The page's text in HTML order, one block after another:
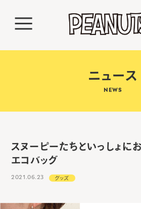
ニュース
NEWS
スヌーピーたちといっしょ
エコバッグ
2021.06.23 グッズ